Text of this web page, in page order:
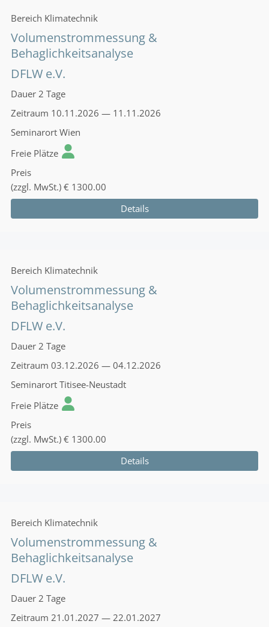
Bereich Klimatechnik
Volumenstrommessung &
Behaglichkeitsanalyse
DFLW e.V.
Dauer 2 Tage
Zeitraum 10.11.2026 — 11.11.2026
Seminarort Wien
Freie Plätze
Preis
(zzgl. MwSt.) € 1300.00
Details
Bereich Klimatechnik
Volumenstrommessung &
Behaglichkeitsanalyse
DFLW e.V.
Dauer 2 Tage
Zeitraum 03.12.2026 — 04.12.2026
Seminarort Titisee-Neustadt
Freie Plätze
Preis
(zzgl. MwSt.) € 1300.00
Details
Bereich Klimatechnik
Volumenstrommessung &
Behaglichkeitsanalyse
DFLW e.V.
Dauer 2 Tage
Zeitraum 21.01.2027 — 22.01.2027